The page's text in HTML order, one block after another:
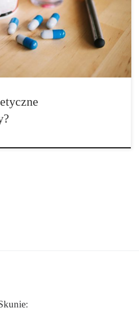
także wartość medyczną. Potrafi ono
apetyt, łagodzić ból i zmniejszać
THC zostały po raz
przez współczesną naukę.
to chemiczna mieszanka […]